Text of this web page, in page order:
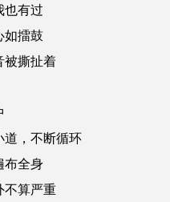
也有过
如擂鼓
被撕扯着
道，不断循环
布全身
不算严重